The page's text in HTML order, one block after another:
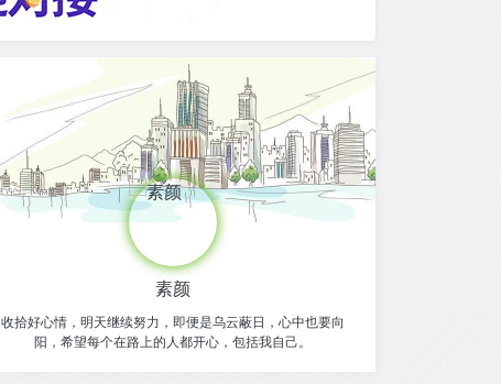
素颜
收拾好心情，明天继续努力，即便是乌云蔽日，心中也要向
阳，希望每个在路上的人都开心，包括我自己。